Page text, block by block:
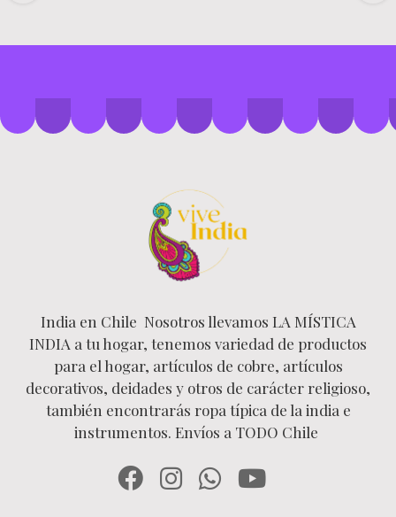
India en Chile Nosotros llevamos LA MÍSTICA
INDIA a tu hogar, tenemos variedad de productos
para el hogar, artículos de cobre, artículos
decorativos, deidades y otros de carácter religioso,
también encontrarás ropa típica de la india e
instrumentos. Envíos a TODO Chile